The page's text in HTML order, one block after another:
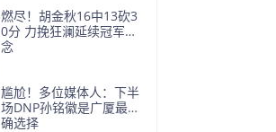
燃尽！胡金秋16中13砍3
0分 力挽狂澜延续冠军悬
念
尴尬！多位媒体人：下半
场DNP孙铭徽是广厦最正
确选择